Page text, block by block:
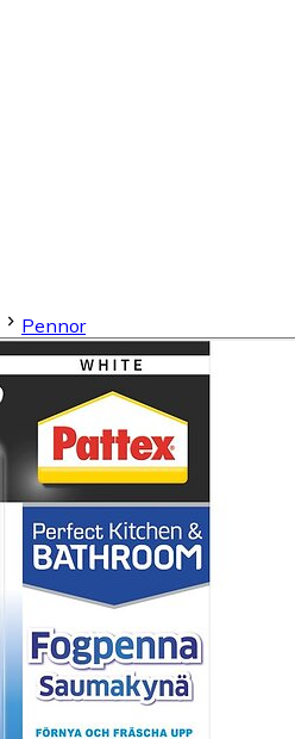
Pennor